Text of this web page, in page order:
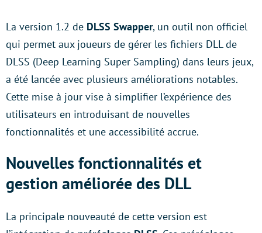
La version 1.2 de DLSS Swapper, un outil non officiel
qui permet aux joueurs de gérer les fichiers DLL de
DLSS (Deep Learning Super Sampling) dans leurs jeux,
a été lancée avec plusieurs améliorations notables.
Cette mise à jour vise à simplifier l’expérience des
utilisateurs en introduisant de nouvelles
fonctionnalités et une accessibilité accrue.
Nouvelles fonctionnalités et
gestion améliorée des DLL
La principale nouveauté de cette version est